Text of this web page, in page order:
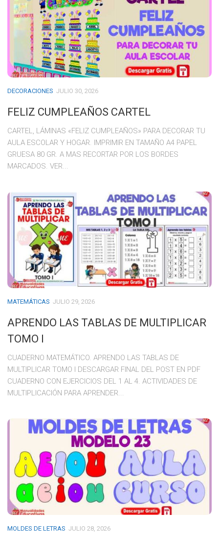
DECORACIONES JULIO 30, 2026
FELIZ CUMPLEAÑOS CARTEL
CARTEL, LÁMINAS «FELIZ CUMPLEAÑOS» PARA DECORAR TU
AULA ESCOLAR Y HOGAR. IMPRIMIR EN TAMAÑO A4 PAPEL
GRUESA 80 GR. A MAS RECORTAR POR LOS BORDES
MARCADOS. VER...
MATEMÁTICAS JULIO 29, 2026
APRENDO LAS TABLAS DE MULTIPLICAR
TOMO I
CUADERNO MATEMÁTICO. APRENDO LAS TABLAS DE
MULTIPLICAR TOMO I DESCARGAR FINAL DEL POST EN PDF
CUADERNO CON EJERCICIOS DEL 1 AL 4. ACTIVIDADES DE
MULTIPLICACIÓN PARA APRENDER...
MOLDES DE LETRAS JULIO 28, 2026